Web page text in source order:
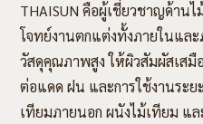
THAISUN คือผู้เชี่ยวชาญด้าน
โจทย์งานตกแต่งทั้งภายในและ
วัสดุคุณภาพสูง ให้ผิวสัมผัสเส
ต่อแดด ฝน และการใช้งานระ
เทียมภายนอก ผนังไม้เทียม แ